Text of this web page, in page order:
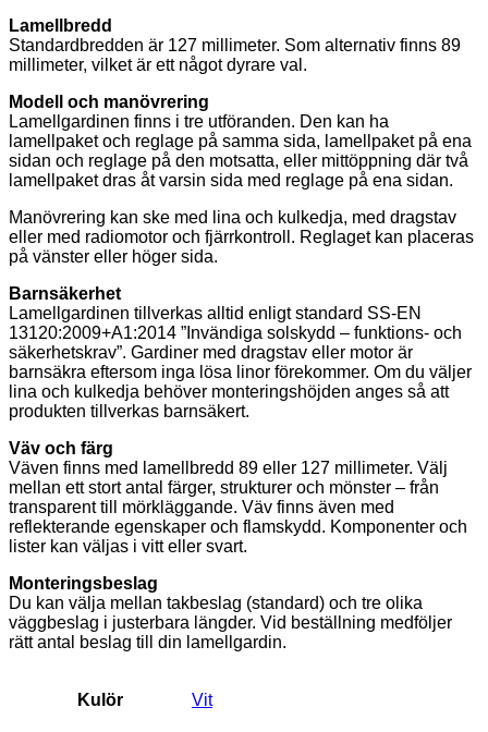
Lamellbredd
Standardbredden är 127 millimeter. Som alternativ finns 89
millimeter, vilket är ett något dyrare val.
Modell och manövrering
Lamellgardinen finns i tre utföranden. Den kan ha
lamellpaket och reglage på samma sida, lamellpaket på ena
sidan och reglage på den motsatta, eller mittöppning där två
lamellpaket dras åt varsin sida med reglage på ena sidan.
Manövrering kan ske med lina och kulkedja, med dragstav
eller med radiomotor och fjärrkontroll. Reglaget kan placeras
på vänster eller höger sida.
Barnsäkerhet
Lamellgardinen tillverkas alltid enligt standard SS-EN
13120:2009+A1:2014 ”Invändiga solskydd – funktions- och
säkerhetskrav”. Gardiner med dragstav eller motor är
barnsäkra eftersom inga lösa linor förekommer. Om du väljer
lina och kulkedja behöver monteringshöjden anges så att
produkten tillverkas barnsäkert.
Väv och färg
Väven finns med lamellbredd 89 eller 127 millimeter. Välj
mellan ett stort antal färger, strukturer och mönster – från
transparent till mörkläggande. Väv finns även med
reflekterande egenskaper och flamskydd. Komponenter och
lister kan väljas i vitt eller svart.
Monteringsbeslag
Du kan välja mellan takbeslag (standard) och tre olika
väggbeslag i justerbara längder. Vid beställning medföljer
rätt antal beslag till din lamellgardin.
Kulör Vit